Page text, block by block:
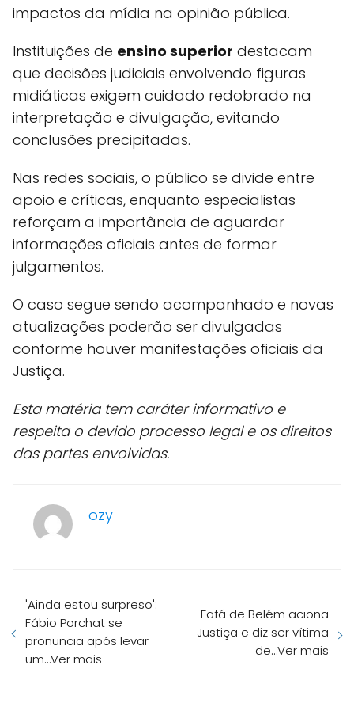
impactos da mídia na opinião pública.
Instituições de ensino superior destacam
que decisões judiciais envolvendo figuras
midiáticas exigem cuidado redobrado na
interpretação e divulgação, evitando
conclusões precipitadas.
Nas redes sociais, o público se divide entre
apoio e críticas, enquanto especialistas
reforçam a importância de aguardar
informações oficiais antes de formar
julgamentos.
O caso segue sendo acompanhado e novas
atualizações poderão ser divulgadas
conforme houver manifestações oficiais da
Justiça.
Esta matéria tem caráter informativo e
respeita o devido processo legal e os direitos
das partes envolvidas.
ozy
'Ainda estou surpreso':
Fábio Porchat se
pronuncia após levar
um…Ver mais
Fafá de Belém aciona
Justiça e diz ser vítima
de…Ver mais